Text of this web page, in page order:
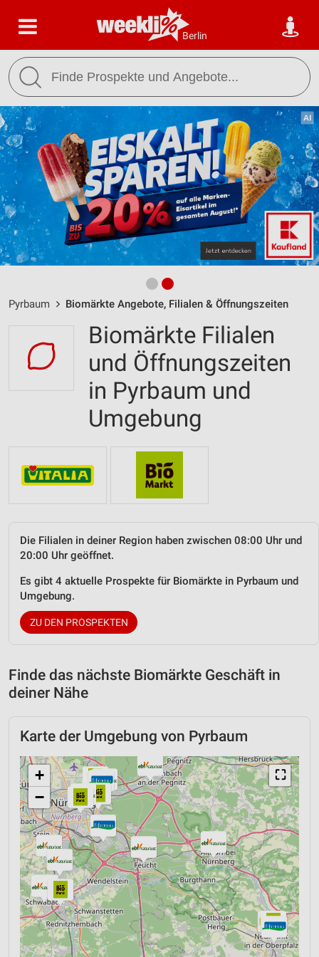
Berlin
Pyrbaum Biomärkte Angebote, Filialen & Öffnungszeiten
Biomärkte Filialen
und Öffnungszeiten
in Pyrbaum und
Umgebung
Die Filialen in deiner Region haben zwischen 08:00 Uhr und
20:00 Uhr geöffnet.
Es gibt 4 aktuelle Prospekte für Biomärkte in Pyrbaum und
Umgebung.
ZU DEN PROSPEKTEN
Finde das nächste Biomärkte Geschäft in
deiner Nähe
Karte der Umgebung von Pyrbaum
⛶
+
−